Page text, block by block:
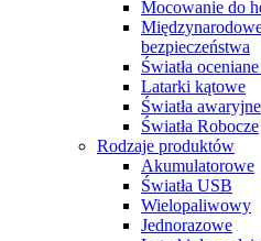
Mocowanie do
bezpieczeństwa
Światła
Latarki kątowe
Światła awaryjne
Światła Robocze
Rodzaje produktów
Akumulatorowe
Światła USB
Wielopaliwowy
Jednorazowe